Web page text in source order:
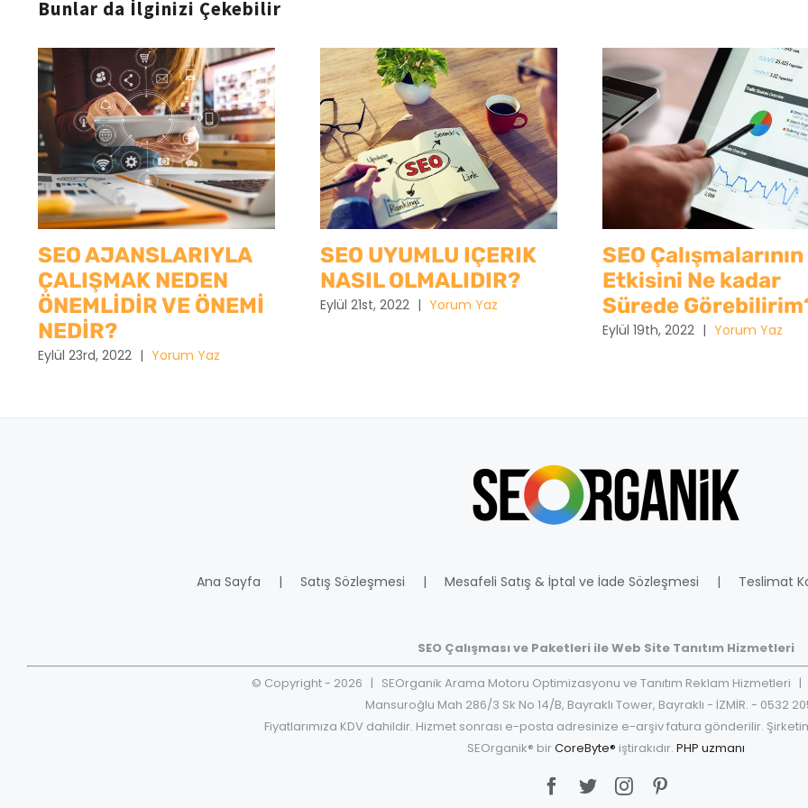
Bunlar da İlginizi Çekebilir
SEO AJANSLARIYLA
ÇALIŞMAK NEDEN
ÖNEMLİDİR VE ÖNEMİ
NEDİR?
Eylül 23rd, 2022 | Yorum Yaz
SEO UYUMLU IÇERIK
NASIL OLMALIDIR?
Eylül 21st, 2022 | Yorum Yaz
SEO Çalışmalarının
Etkisini Ne kadar
Sürede
Eylül 19th, 2022 | Yorum Yaz
Ana Sayfa Satış Sözleşmesi Mesafeli Satış & İptal ve İade Sözleşmesi Teslimat
SEO Çalışması ve Paketleri ile Web Site Tanıtım Hizmetleri
© Copyright - 2026 | SEOrganik Arama Motoru Optimizasyonu ve Tanıtım Reklam Hizmetleri
Mansuroğlu Mah 286/3 Sk No 14/B, Bayraklı Tower, Bayraklı - İZMİR. - 0532
Fiyatlarımıza KDV dahildir. Hizmet sonrası e-posta adresinize e-arşiv fatura gönderilir.
SEOrganik® birCoreByte® iştirakıdır. PHP uzmanı
Facebook
TwitterInstagram